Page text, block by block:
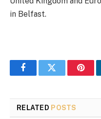
in Belfast.
FacebookTwitter
RELATED POSTS